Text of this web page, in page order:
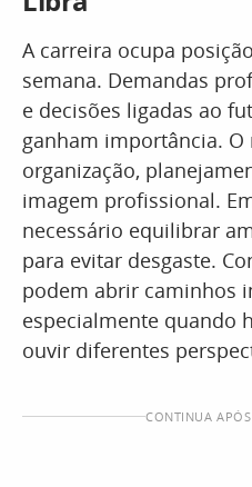
A carreira ocupa
semana. Demandas
e decisões ligadas ao
ganham importância.
organização,
imagem profissional.
necessário equilibrar
para evitar desgaste.
podem abrir caminhos
especialmente quando
ouvir diferentes
CONTINUA